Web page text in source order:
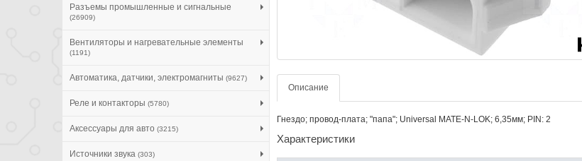
Разъемы промышленные и сигнальные
(26909)
Вентиляторы и нагревательные элементы
(1191)
Автоматика, датчики, электромагниты (9627)
Реле и контакторы (5780)
Аксессуары для авто (3215)
Источники звука (303)
Описание
Гнездо; провод-плата; "папа"; Universal MATE-N-LOK; 6,35мм; PIN: 2
Характеристики